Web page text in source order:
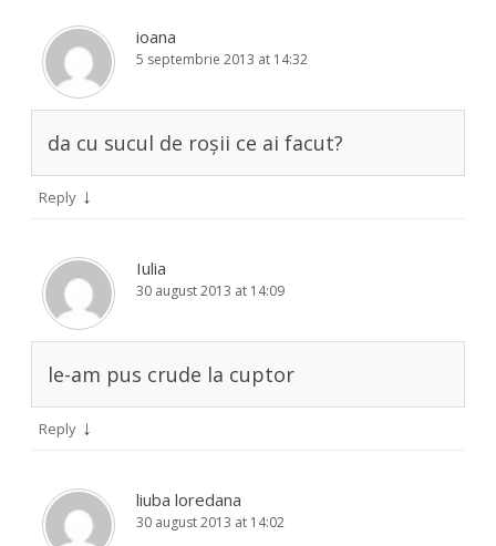
ioana
5 septembrie 2013 at 14:32
da cu sucul de roșii ce ai facut?
Reply ↓
Iulia
30 august 2013 at 14:09
le-am pus crude la cuptor
Reply ↓
liuba loredana
30 august 2013 at 14:02